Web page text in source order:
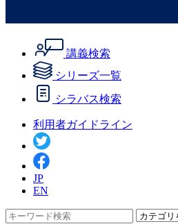
講義検索
シリーズ一覧
シラバス検索
利用者ガイドライン
JP
EN